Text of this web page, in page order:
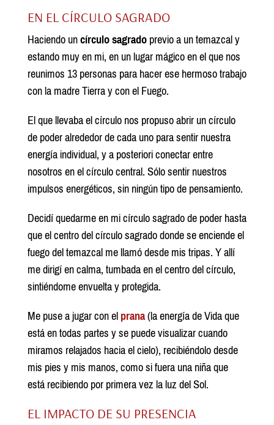
EN EL CÍRCULO SAGRADO
Haciendo uncírculo sagradoprevio a un temazcal y
estando muy en mi, en un lugar mágico en el que nos
reunimos 13 personas para hacer ese hermoso trabajo
con la madre Tierra y con el Fuego.
El que llevaba el círculo nos propuso abrir un círculo
de poder alrededor de cada uno para sentir nuestra
energía individual, y a posteriori conectar entre
nosotros en el círculo central. Sólo sentir nuestros
impulsos energéticos, sin ningún tipo de pensamiento.
Decidí quedarme en mi círculo sagrado de poder hasta
que el centro del círculo sagrado donde se enciende el
fuego del temazcal me llamó desde mis tripas. Y allí
me dirigí en calma, tumbada en el centro del círculo,
sintiéndome envuelta y protegida.
Me puse a jugar con elprana(la energía de Vida que
está en todas partes y se puede visualizar cuando
miramos relajados hacia el cielo), recibiéndolo desde
mis pies y mis manos, como si fuera una niña que
está recibiendo por primera vez la luz del Sol.
EL IMPACTO DE SU PRESENCIA